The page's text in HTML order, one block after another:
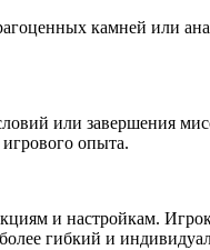
камней или
или завершения
опыта.
и настройкам.
гибкий и